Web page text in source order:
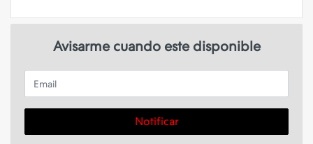
Avisarme cuando este disponible
Email
Notificar